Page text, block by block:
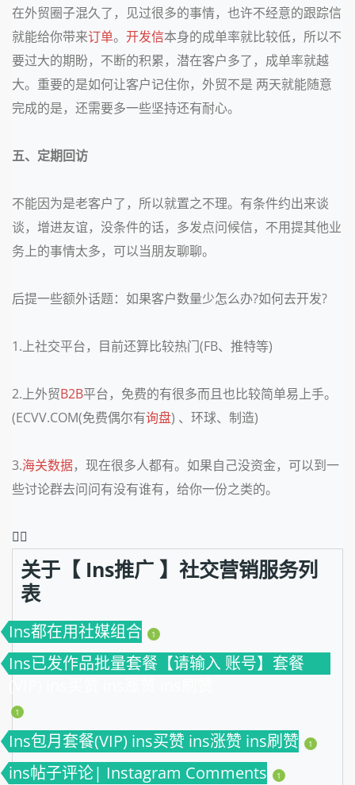
在外贸圈子混久了，见过很多的事情，也许不经意的跟踪信
就能给你带来订单。 开发信本身的成单率就比较低，所以不
要过大的期盼，不断的积累，潜在客户多了，成单率就越
大。重要的是如何让客户记住你，外贸不是 两天就能随意
完成的是，还需要多一些坚持还有耐心。
五、定期回访
不能因为是老客户了，所以就置之不理。有条件约出来谈
谈，增进友谊，没条件的话，多发点问候信，不用提其他业
务上的事情太多，可以当朋友聊聊。
后提一些额外话题：如果客户数量少怎么办?如何去开发?
1.上社交平台，目前还算比较热门(FB、推特等)
2.上外贸B2B平台，免费的有很多而且也比较简单易上手。
(ECVV.COM(免费偶尔有询盘) 、环球、制造)
3.海关数据，现在很多人都有。如果自己没资金，可以到一
些讨论群去问问有没有谁有，给你一份之类的。
❤️‍🔥
关于【 Ins推广 】社交营销服务列
表
Ins都在用社媒组合 1
Ins已发作品批量套餐【请输入 账号】套餐
(VIP) ins买赞 ins涨赞 ins刷赞
1
Ins包月套餐(VIP) ins买赞 ins涨赞 ins刷赞 1
ins帖子评论| Instagram Comments 1